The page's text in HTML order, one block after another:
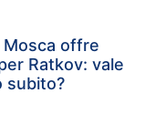
Mosca offre
Ratkov: vale
subito?